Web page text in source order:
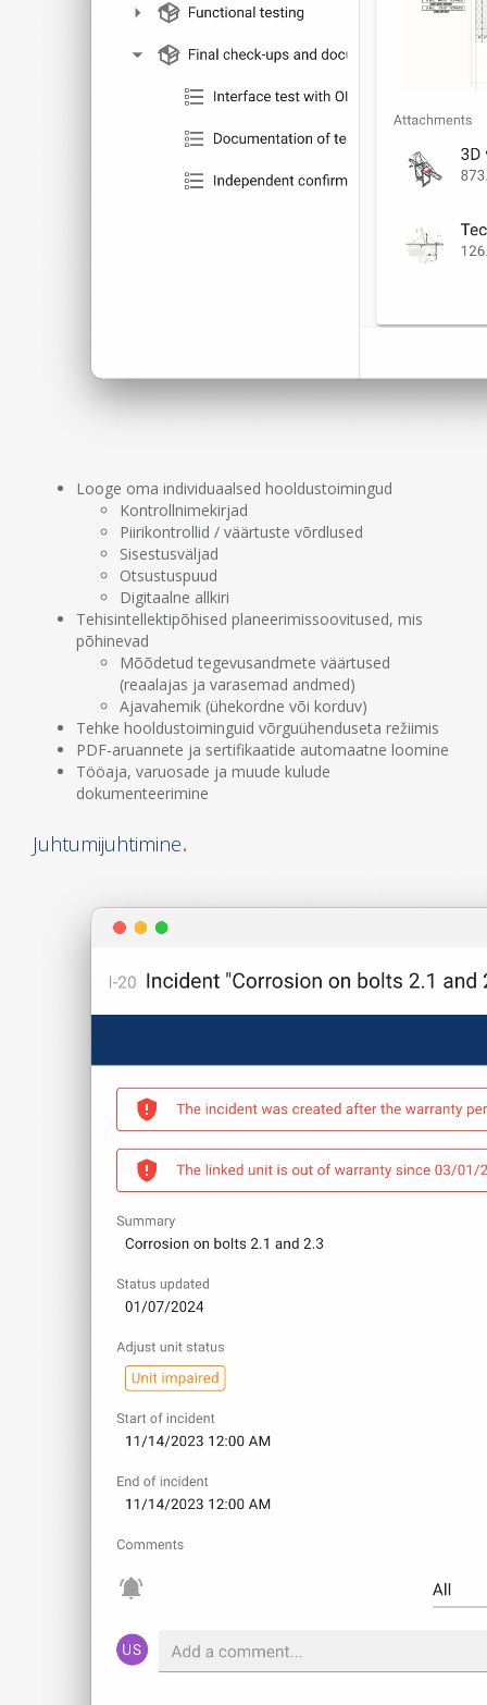
Looge oma individuaalsed hooldustoimingud
Kontrollnimekirjad
Piirikontrollid / väärtuste võrdlused
Sisestusväljad
Otsustuspuud
Digitaalne allkiri
Tehisintellektipõhised planeerimissoovitused, mis
põhinevad
Mõõdetud tegevusandmete väärtused
(reaalajas ja varasemad andmed)
Ajavahemik (ühekordne või korduv)
Tehke hooldustoiminguid võrguühenduseta režiimis
PDF-aruannete ja sertifikaatide automaatne loomine
Tööaja, varuosade ja muude kulude
dokumenteerimine
Juhtumijuhtimine